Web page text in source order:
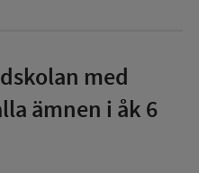
med
ämnen i åk 6